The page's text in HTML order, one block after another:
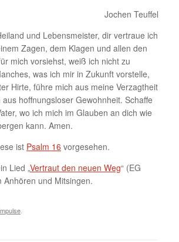
Jochen Teuffel
und Lebensmeister, dir vertraue ich
Zagen, dem Klagen und allen den
mich vorsiehst, weiß ich nicht zu
was ich mir in Zukunft vorstelle,
Hirte, führe mich aus meine Verzagtheit
hoffnungsloser Gewohnheit. Schaffe
wo ich mich im Glauben an dich wie
kann. Amen.
ist Psalm 16 vorgesehen.
Lied „Vertraut den neuen Weg“ (EG
Anhören und Mitsingen.